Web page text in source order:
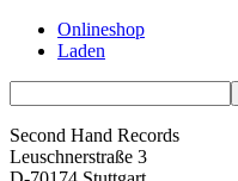
Onlineshop
Laden
Second Hand Records
Leuschnerstraße 3